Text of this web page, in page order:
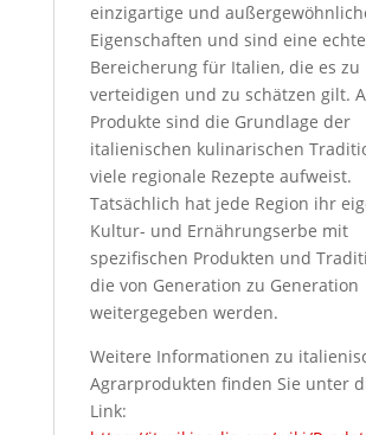
einzigartige und
Eigenschaften und sind eine echte
Bereicherung für Italien, die es zu
verteidigen und zu schätzen gilt.
Produkte sind die Grundlage der
italienischen kulinarischen
viele regionale Rezepte aufweist.
Tatsächlich hat jede Region ihr
Kultur- und Ernährungserbe mit
spezifischen Produkten und
die von Generation zu Generation
weitergegeben werden.
Weitere Informationen zu
Agrarprodukten finden Sie unter
Link: